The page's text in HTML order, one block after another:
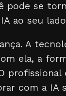
pode se
ao seu
A
ela, a
profissional
com a IA